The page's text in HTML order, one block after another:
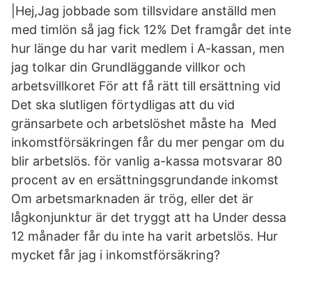
|Hej,Jag jobbade som tillsvidare anställd men
med timlön så jag fick 12% Det framgår det inte
hur länge du har varit medlem i A-kassan, men
jag tolkar din Grundläggande villkor och
arbetsvillkoret För att få rätt till ersättning vid
Det ska slutligen förtydligas att du vid
gränsarbete och arbetslöshet måste ha Med
inkomstförsäkringen får du mer pengar om du
blir arbetslös. för vanlig a-kassa motsvarar 80
procent av en ersättningsgrundande inkomst
Om arbetsmarknaden är trög, eller det är
lågkonjunktur är det tryggt att ha Under dessa
12 månader får du inte ha varit arbetslös. Hur
mycket får jag i inkomstförsäkring?